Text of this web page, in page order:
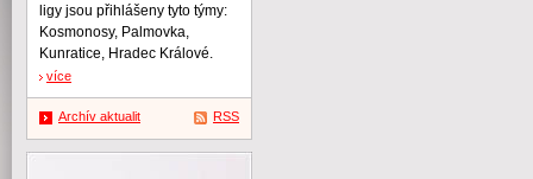
ligy jsou přihlášeny tyto týmy:
Kosmonosy, Palmovka,
Kunratice, Hradec Králové.
více
Archív aktualit RSS